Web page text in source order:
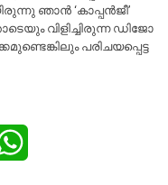
ഞാന്‍ ‘കാപ്പന്‍ജീ’
വിളിച്ചിരുന്ന ഡിജോ
പരിചയപ്പെട്ട